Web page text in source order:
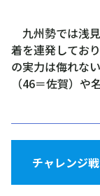
九州勢では浅
着を連発してお
の実力は侮れな
（46＝佐賀）や
チャレンジ戦